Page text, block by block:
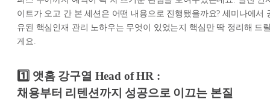
이트가 오고 간 본 세션은 어떤 내용으로 진행됐을까요? 세미나에서
유된 핵심인재 관리 노하우는 무엇이 있었는지 핵심만 딱 정리해 드
게요.
1️⃣ 앳홈 강구열 Head of HR :
채용부터 리텐션까지 성공으로 이끄는 본질